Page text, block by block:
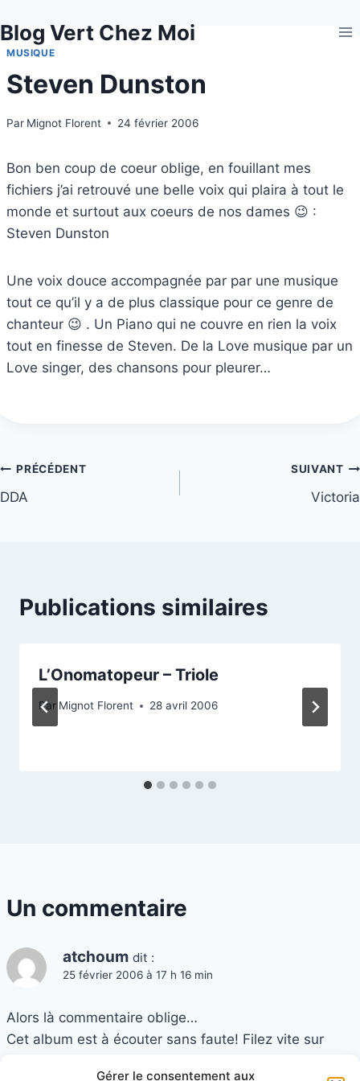
Gérer le consentement aux
au
contenu
Blog Vert Chez Moi
MUSIQUE
Steven Dunston
Par Mignot Florent 24 février 2006
Bon ben coup de coeur oblige, en fouillant mes
fichiers j’ai retrouvé une belle voix qui plaira à tout le
monde et surtout aux coeurs de nos dames 😉 :
Steven Dunston
Une voix douce accompagnée par par une musique
tout ce qu’il y a de plus classique pour ce genre de
chanteur 😉 . Un Piano qui ne couvre en rien la voix
tout en finesse de Steven. De la Love musique par un
Love singer, des chansons pour pleurer…
Navigation
de
PRÉCÉDENT
DDA
SUIVANT
Victoria
Publications similaires
L’Onomatopeur – Triole
Par Mignot Florent 28 avril 2006
Un commentaire
atchoum dit :
25 février 2006 à 17 h 16 min
Alors là commentaire oblige…
Cet album est à écouter sans faute! Filez vite sur